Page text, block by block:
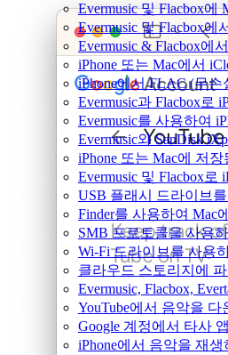
Evermusic 및 Flacbox
Evermusic 및 Flacbox
Evermusic & Flacbox에
iPhone 또는 Mac에서
iPhone에서 FLAC (무
Evermusic과 Flacbox로
Evermusic를 사용하여
Evermusic와 SanDisk
iPhone 또는 Mac에 저
Evermusic 및 Flacbox
USB 플래시 드라이브
Finder를 사용하여 Mac
SMB 프로토콜을 사용
Wi-Fi 드라이브를 사용
클라우드 스토리지에
Evermusic, Flacbox,
YouTube에서 음악을
Google 계정에서 타사
iPhone에서 음악을 재